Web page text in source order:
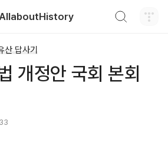
산 답사기
개정안 국회 본회